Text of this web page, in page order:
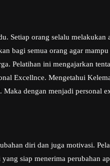
Setiap orang selalu melakukan
bagi semua orang agar
Pelatihan ini mengajarkan
Excellnce. Mengetahui
dengan menjadi personal
diri dan juga motivasi.
siap menerima perubahan